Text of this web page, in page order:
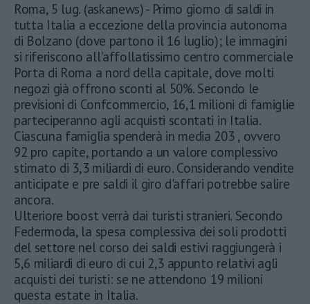
Roma, 5 lug. (askanews) - Primo giorno di saldi in
tutta Italia a eccezione della provincia autonoma
di Bolzano (dove partono il 16 luglio); le immagini
si riferiscono all'affollatissimo centro commerciale
Porta di Roma a nord della capitale, dove molti
negozi già offrono sconti al 50%. Secondo le
previsioni di Confcommercio, 16,1 milioni di famiglie
parteciperanno agli acquisti scontati in Italia.
Ciascuna famiglia spenderà in media 203 , ovvero
92 pro capite, portando a un valore complessivo
stimato di 3,3 miliardi di euro. Considerando vendite
anticipate e pre saldi il giro d'affari potrebbe salire
ancora.
Ulteriore boost verrà dai turisti stranieri. Secondo
Federmoda, la spesa complessiva dei soli prodotti
del settore nel corso dei saldi estivi raggiungerà i
5,6 miliardi di euro di cui 2,3 appunto relativi agli
acquisti dei turisti: se ne attendono 19 milioni
questa estate in Italia.